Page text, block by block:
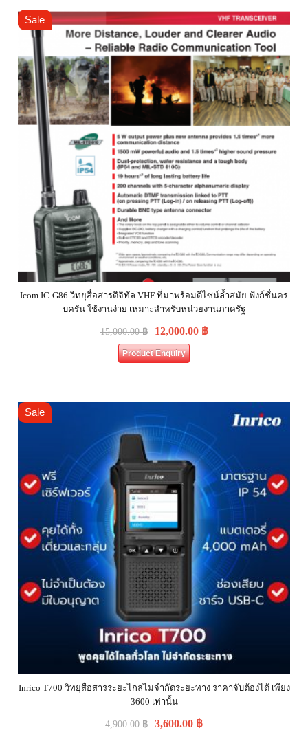
Sale
Icom IC-G86 วิทยุสื่อสารดิจิทัล VHF ที่มาพร้อมดีไซน์ล้ำสมัย ฟังก์ชั่นคร
บครัน ใช้งานง่าย เหมาะสำหรับหน่วยงานภาครัฐ
15,000.00฿ 12,000.00 ฿
Product Enquiry
Sale
Inrico T700 วิทยุสื่อสารระยะไกลไม่จำกัดระยะทาง ราคาจับต้องได้ เพียง
3600 เท่านั้น
4,900.00฿ 3,600.00 ฿